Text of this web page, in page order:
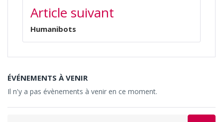
Article suivant
Humanibots
ÉVÉNEMENTS À VENIR
Il n'y a pas évènements à venir en ce moment.